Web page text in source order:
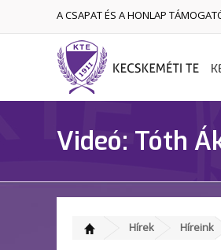
A CSAPAT ÉS A HONLAP
Videó: Tóth
Hírek Híreink